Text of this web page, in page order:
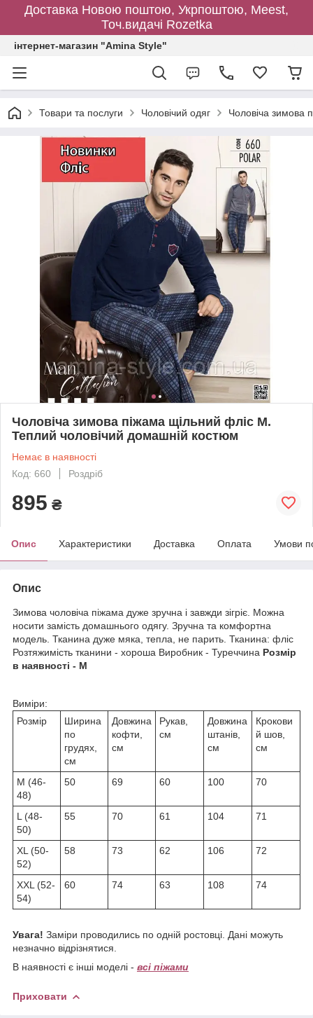
Доставка Новою поштою, Укрпоштою, Meest,
Точ.видачі Rozetka
інтернет-магазин "Amina Style"
Товари та послуги Чоловічий одяг Чоловіча зимова
Чоловіча зимова піжама щільний фліс М.
Теплий чоловічий домашній костюм
Немає в наявності
Код: 660
Роздріб
895 ₴
Опис Характеристики Доставка Оплата Умови
Опис
Зимова чоловіча піжама дуже зручна і завжди зігріє. Можна
носити замість домашнього одягу. Зручна та комфортна
модель. Тканина дуже мяка, тепла, не парить. Тканина: фліс
Розтяжимість тканини - хороша Виробник - Туреччина Розмір
в наявності - М
Виміри:
Розмір
Ширина
по
грудях,
см
Довжина
кофти,
см
Рукав,
см
Довжина
штанів,
см
Крокови
й шов,
см
М (46-
48)
50 69 60 100 70
L (48-
50)
55 70 61 104 71
ХL (50-
52)
58 73 62 106 72
ХХL (52-
54)
60 74 63 108 74
Увага! Заміри проводились по одній ростовці. Дані можуть
незначно відрізнятися.
В наявності є інші моделі - всі піжами
Приховати